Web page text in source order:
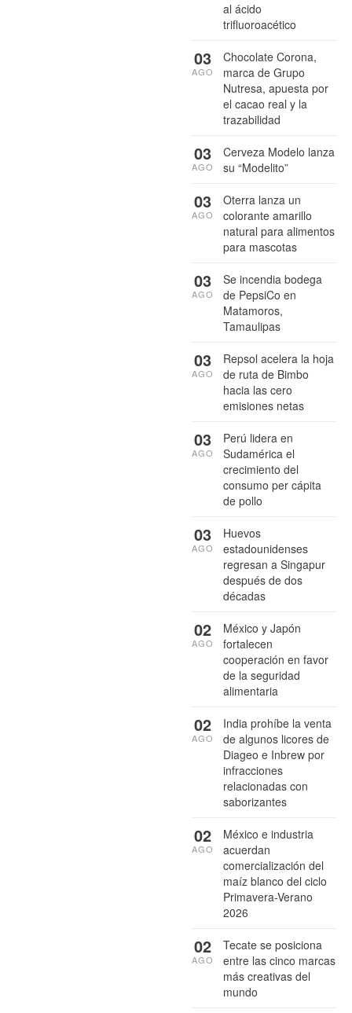
al ácido
trifluoroacético
Chocolate Corona,
marca de Grupo
Nutresa, apuesta por
el cacao real y la
trazabilidad
03
AGO
Cerveza Modelo lanza
su “Modelito”
03
AGO
Oterra lanza un
colorante amarillo
natural para alimentos
para mascotas
03
AGO
Se incendia bodega
de PepsiCo en
Matamoros,
Tamaulipas
03
AGO
Repsol acelera la hoja
de ruta de Bimbo
hacia las cero
emisiones netas
03
AGO
Perú lidera en
Sudamérica el
crecimiento del
consumo per cápita
de pollo
03
AGO
Huevos
estadounidenses
regresan a Singapur
después de dos
décadas
03
AGO
México y Japón
fortalecen
cooperación en favor
de la seguridad
alimentaria
02
AGO
India prohíbe la venta
de algunos licores de
Diageo e Inbrew por
infracciones
relacionadas con
saborizantes
02
AGO
México e industria
acuerdan
comercialización del
maíz blanco del ciclo
Primavera-Verano
2026
02
AGO
Tecate se posiciona
entre las cinco marcas
más creativas del
mundo
02
AGO